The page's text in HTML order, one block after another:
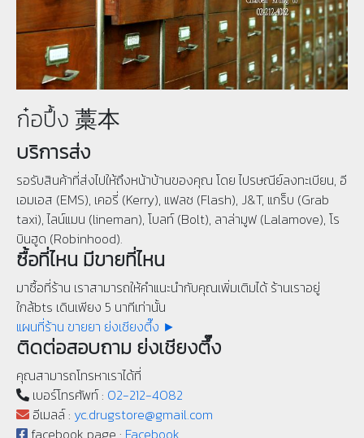
ก๋อปึ้ง 藁本
บริการส่ง
รอรับสินค้าที่ส่งไปให้ถึงหน้าบ้านของคุณ โดย ไปรษณีย์ลงทะเบียน, อี
เอมเอส (EMS), เคอรี่ (Kerry), แฟลช (Flash), J&T, แกร็บ (Grab
taxi), ไลน์แมน (lineman), โบลท์ (Bolt), ลาล่ามูฟ (Lalamove), โร
บินฮูด (Robinhood).
ซื้อที่ไหน มีขายที่ไหน
มาซื้อที่ร้าน เราสามารถให้คำแนะนำกับคุณเพิ่มเติมได้ ร้านเราอยู่
ใกล้bts เดินเพียง 5 นาทีเท่านั้น
แผนที่ร้าน ขายยา ย่งเชียงตึ๊ง ►
ติดต่อสอบถาม ย่งเชียงตึ๊ง
คุณสามารถโทรหาเราได้ที่
เบอร์โทรศัพท์ : 02-212-4082
อีเมลล์ : yc.drugstore@gmail.com